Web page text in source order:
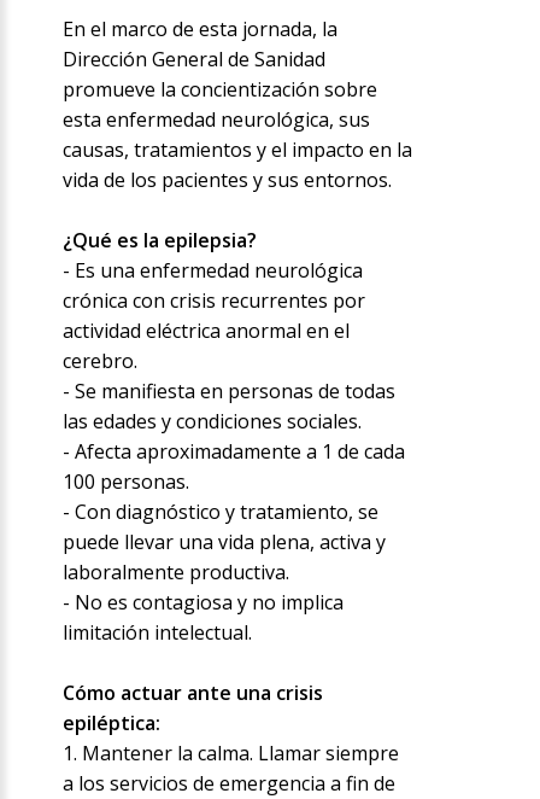
En el marco de esta jornada, la
Dirección General de Sanidad
promueve la concientización sobre
esta enfermedad neurológica, sus
causas, tratamientos y el impacto en la
vida de los pacientes y sus entornos.
¿Qué es la epilepsia?
- Es una enfermedad neurológica
crónica con crisis recurrentes por
actividad eléctrica anormal en el
cerebro.
- Se manifiesta en personas de todas
las edades y condiciones sociales.
- Afecta aproximadamente a 1 de cada
100 personas.
- Con diagnóstico y tratamiento, se
puede llevar una vida plena, activa y
laboralmente productiva.
- No es contagiosa y no implica
limitación intelectual.
Cómo actuar ante una crisis
epiléptica:
1. Mantener la calma. Llamar siempre
a los servicios de emergencia a fin de